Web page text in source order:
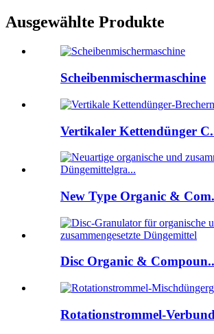
Ausgewählte Produkte
Scheibenmischermaschine
Vertikaler Kettendünger
New Type Organic &
Disc Organic &
Rotationstrommel-